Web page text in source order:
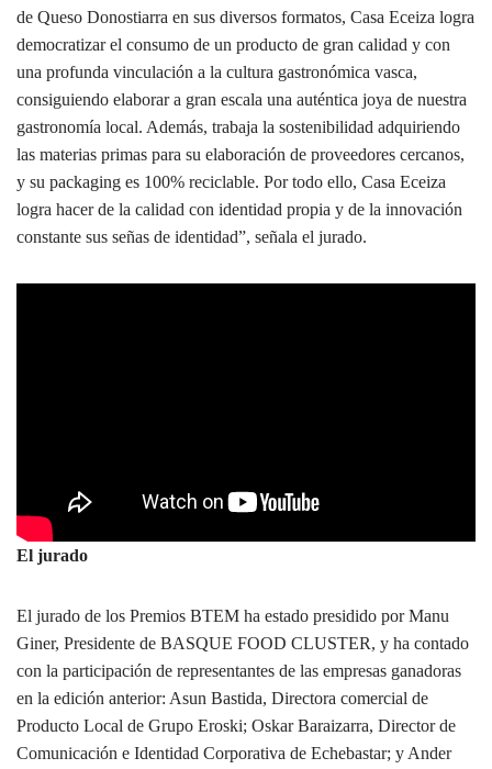
de Queso Donostiarra en sus diversos formatos, Casa Eceiza logra
democratizar el consumo de un producto de gran calidad y con
una profunda vinculación a la cultura gastronómica vasca,
consiguiendo elaborar a gran escala una auténtica joya de nuestra
gastronomía local. Además, trabaja la sostenibilidad adquiriendo
las materias primas para su elaboración de proveedores cercanos,
y su packaging es 100% reciclable. Por todo ello, Casa Eceiza
logra hacer de la calidad con identidad propia y de la innovación
constante sus señas de identidad”, señala el jurado.
El jurado
El jurado de los Premios BTEM ha estado presidido por Manu
Giner, Presidente de BASQUE FOOD CLUSTER, y ha contado
con la participación de representantes de las empresas ganadoras
en la edición anterior: Asun Bastida, Directora comercial de
Producto Local de Grupo Eroski; Oskar Baraizarra, Director de
Comunicación e Identidad Corporativa de Echebastar; y Ander